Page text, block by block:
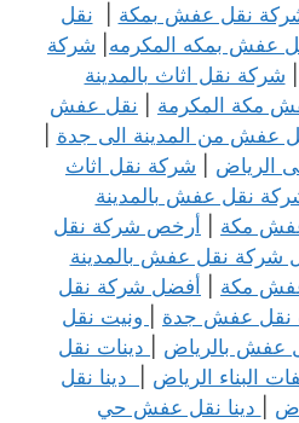
نقل عفش بمكة
نقل
عفش بمكه المكرمه
شركة
شركة نقل اثاث بالمدينة
مكة المكرمة
نقل عفش
عفش من المدينة الى جدة
الرياض
شركة نقل اثاث
نقل عفش بالمدينة
مكة
أرخص شركة نقل
شركة نقل عفش بالمدينة
مكة
أفضل شركة نقل
نقل عفش جدة
ونيت نقل
عفش بالرياض
دينات نقل
البناء الرياض
دينا نقل
دينا نقل عفش حي